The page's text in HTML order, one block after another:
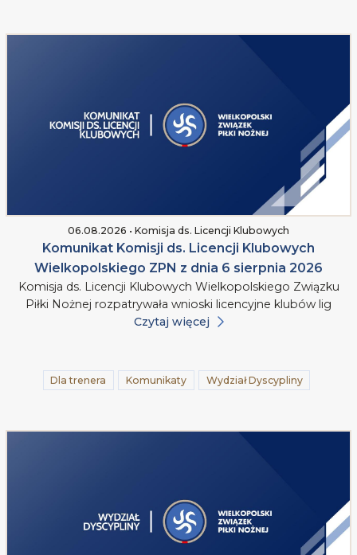
06.08.2026 • Komisja ds. Licencji Klubowych
Komunikat Komisji ds. Licencji Klubowych
Wielkopolskiego ZPN z dnia 6 sierpnia 2026
Komisja ds. Licencji Klubowych Wielkopolskiego Związku
Piłki Nożnej rozpatrywała wnioski licencyjne klubów lig
Czytaj więcej
Dla trenera Komunikaty Wydział Dyscypliny